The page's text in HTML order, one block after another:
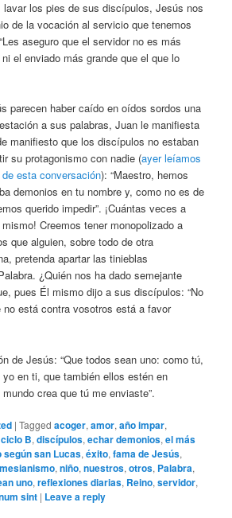
los pies de sus discípulos, Jesús nos
de la vocación al servicio que tenemos
aseguro que el servidor no es más
el enviado más grande que el que lo
parecen haber caído en oídos sordos una
a sus palabras, Juan le manifiesta
manifiesto que los discípulos no estaban
su protagonismo con nadie (ayer leíamos
esta conversación): “Maestro, hemos
demonios en tu nombre y, como no es de
querido impedir”. ¡Cuántas veces a
Creemos tener monopolizado a
que alguien, sobre todo de otra
pretenda apartar las tinieblas
¿Quién nos ha dado semejante
pues Él mismo dijo a sus discípulos: “No
está contra vosotros está a favor
de Jesús: “Que todos sean uno: como tú,
en ti, que también ellos estén en
crea que tú me enviaste”.
|Tagged acoger,amor,año impar,
ciclo B,discípulos,echar demonios,el más
según san Lucas,éxito,fama de Jesús,
mesianismo,niño,nuestros,otros, Palabra,
uno,reflexiones diarias, Reino,servidor,
sint | Leave a reply